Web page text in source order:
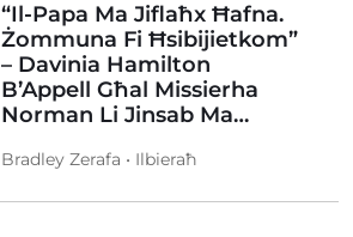
“Il-Papa Ma Jiflaħx Ħafna.
Żommuna Fi Ħsibijietkom”
– Davinia Hamilton
B’Appell Għal Missierha
Norman Li Jinsab Ma…
Bradley Zerafa • Ilbieraħ